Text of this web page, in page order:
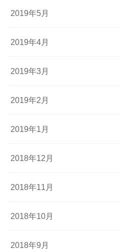
2019年5月
2019年4月
2019年3月
2019年2月
2019年1月
2018年12月
2018年11月
2018年10月
2018年9月